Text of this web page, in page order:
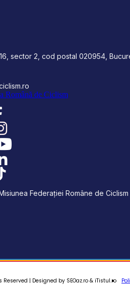
sector 2, cod postal 020954,
Federației Române de
| Designed by SEOaz.ro & iTistul.ro